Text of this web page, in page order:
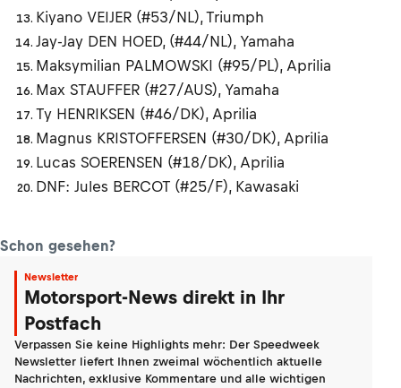
Kiyano VEIJER (#53/NL), Triumph
Jay-Jay DEN HOED, (#44/NL), Yamaha
Maksymilian PALMOWSKI (#95/PL), Aprilia
Max STAUFFER (#27/AUS), Yamaha
Ty HENRIKSEN (#46/DK), Aprilia
Magnus KRISTOFFERSEN (#30/DK), Aprilia
Lucas SOERENSEN (#18/DK), Aprilia
DNF: Jules BERCOT (#25/F), Kawasaki
Schon gesehen?
Newsletter
Motorsport-News direkt in Ihr
Postfach
Verpassen Sie keine Highlights mehr: Der Speedweek
Newsletter liefert Ihnen zweimal wöchentlich aktuelle
Nachrichten, exklusive Kommentare und alle wichtigen